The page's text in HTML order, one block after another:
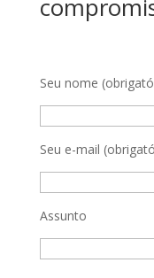
Seu nome
Seu e-mail
Assunto